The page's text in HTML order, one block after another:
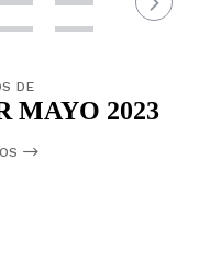
DE
MAYO 2023